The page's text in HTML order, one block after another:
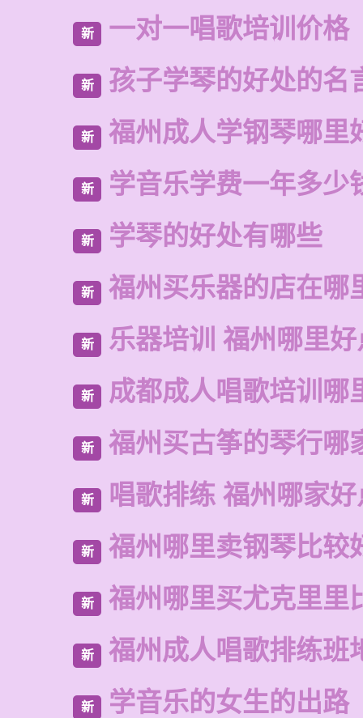
新 一对一唱歌培训价格
新 孩子学琴的好处的名
新 福州成人学钢琴哪里
新 学音乐学费一年多少
新 学琴的好处有哪些
新 福州买乐器的店在哪
新 乐器培训 福州哪里
新 成都成人唱歌培训哪
新 福州买古筝的琴行哪
新 唱歌排练 福州哪家
新 福州哪里卖钢琴比较
新 福州哪里买尤克里里
新 福州成人唱歌排练班
新 学音乐的女生的出路